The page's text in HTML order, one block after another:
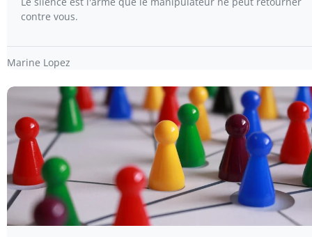
contre vous.
Marine Lopez